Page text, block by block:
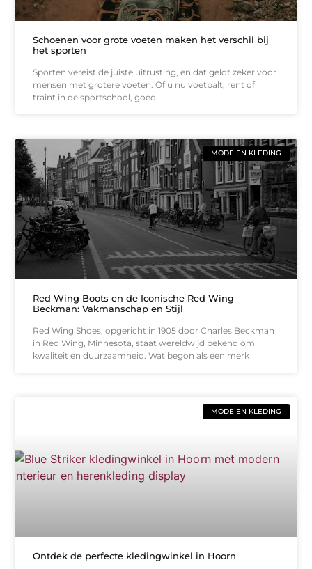
Schoenen voor grote voeten maken het verschil bij
het sporten
Sporten vereist de juiste uitrusting, en dat geldt zeker voor
mensen met grotere voeten. Of u nu voetbalt, rent of
traint in de sportschool, goed
MODE EN KLEDING
Red Wing Boots en de Iconische Red Wing
Beckman: Vakmanschap en Stijl
Red Wing Shoes, opgericht in 1905 door Charles Beckman
in Red Wing, Minnesota, staat wereldwijd bekend om
kwaliteit en duurzaamheid. Wat begon als een merk
MODE EN KLEDING
Ontdek de perfecte kledingwinkel in Hoorn